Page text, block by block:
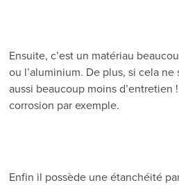
Ensuite, c’est un matériau
ou l’aluminium. De plus, si cela
aussi beaucoup moins d’entretien
corrosion par exemple.
Enfin il possède une étanchéité